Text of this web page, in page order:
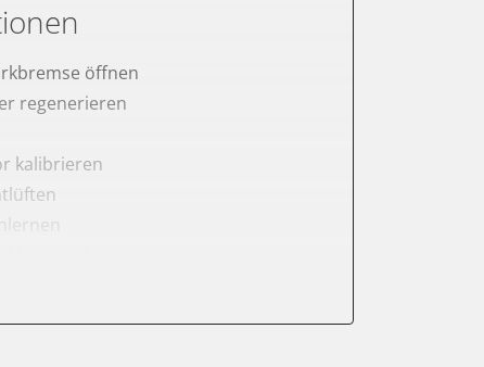
öffnen
regenerieren
kalibrieren